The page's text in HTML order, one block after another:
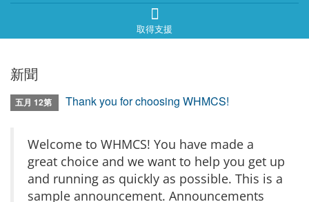
取得支援
新聞
五月 12第 Thank you for choosing WHMCS!
Welcome to WHMCS! You have made a
great choice and we want to help you get up
and running as quickly as possible. This is a
sample announcement. Announcements